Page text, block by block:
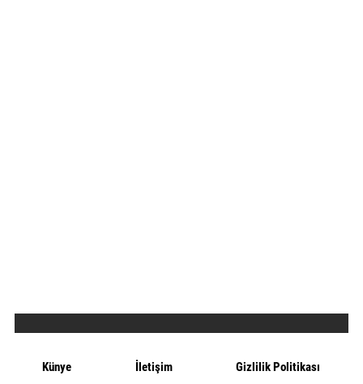
Künye İletişim Gizlilik Politikası